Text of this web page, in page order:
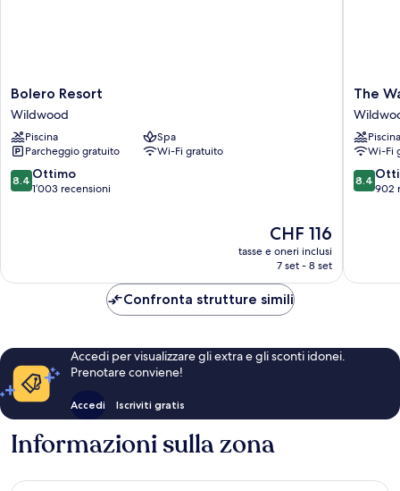
Bolero
Resort
Wildwood
Bolero Resort
Wildwood
Piscina
Spa
Parcheggio gratuito
Wi-Fi gratuito
8.4
su
8.4 Ottimo
1’003 recensioni
Il
prezzo
attuale
CHF 116
CHF 116
tasse e oneri inclusi
7 set - 8 set
The
Waves
Hotel,
an
Ascend
Hotel
The
Piscina
Wi-Fi
8.4
su
8.4
902
Confronta strutture simili
Accedi per visualizzare gli extra e gli sconti idonei.
Prenotare conviene!
Accedi Iscriviti gratis
Informazioni sulla zona